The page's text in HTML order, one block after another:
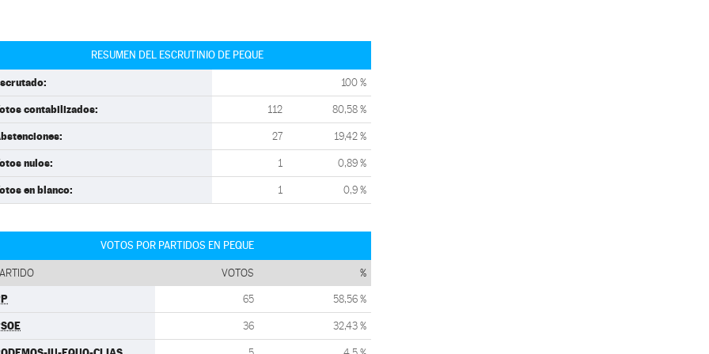
RESUMEN DEL ESCRUTINIO DE PEQUE
100 %
contabilizados: 112 80,58 %
27 19,42 %
nulos: 1 0,89 %
en blanco: 1 0,9 %
VOTOS POR PARTIDOS EN PEQUE
VOTOS %
65 58,56 %
36 32,43 %